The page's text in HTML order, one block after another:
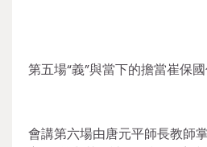
第五場“義”與當下的擔當崔保
會講第六場由唐元平師長教師